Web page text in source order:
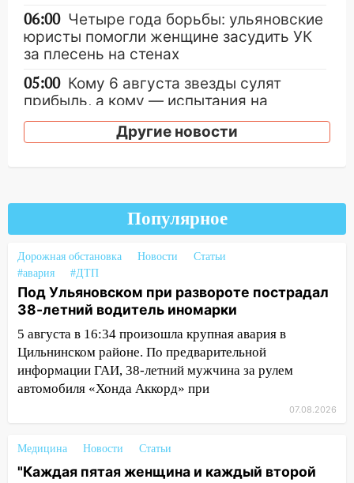
06:00 Четыре года борьбы: ульяновские
юристы помогли женщине засудить УК
за плесень на стенах
05:00 Кому 6 августа звезды сулят
прибыль, а кому — испытания на
прочность
05.08.2026
Мошенники обманули 92-летнюю
жительницу Ульяновской области
19:14 Житель Ульяновской области
подвез троих незнакомцев на трассе и
заработал уголовное дело
Прогноз погоды на 6 августа в
Ульяновской области
18:00 Мотофристайл, рок и силовой
экстрим: в Ульяновске пройдет
августа после рабочего дня: список АЗС
Другие новости
Популярное
Дорожная обстановка Новости
Статьи
#авария
#ДТП
Под Ульяновском при развороте пострадал
38-летний водитель иномарки
5 августа в 16:34 произошла крупная авария в
Цильнинском районе. По предварительной
информации ГАИ, 38-летний мужчина за рулем
автомобиля «Хонда Аккорд» при
07.08.2026
Медицина Новости Статьи
"Каждая пятая женщина и каждый второй